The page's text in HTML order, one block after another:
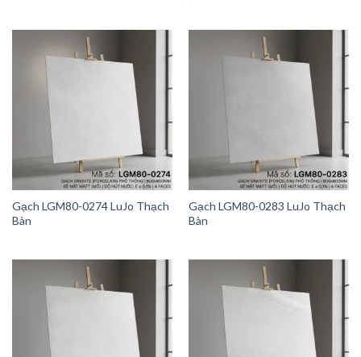
Gạch LGM80-0274 LuJo Thạch
Bàn
Gạch LGM80-0283 LuJo Thạch
Bàn